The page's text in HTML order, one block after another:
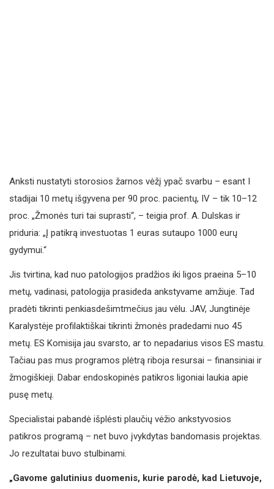
Anksti nustatyti storosios žarnos vėžį ypač svarbu – esant I
stadijai 10 metų išgyvena per 90 proc. pacientų, IV – tik 10–12
proc. „Žmonės turi tai suprasti“, – teigia prof. A. Dulskas ir
priduria: „Į patikrą investuotas 1 euras sutaupo 1000 eurų
gydymui.“
Jis tvirtina, kad nuo patologijos pradžios iki ligos praeina 5–10
metų, vadinasi, patologija prasideda ankstyvame amžiuje. Tad
pradėti tikrinti penkiasdešimtmečius jau vėlu. JAV, Jungtinėje
Karalystėje profilaktiškai tikrinti žmonės pradedami nuo 45
metų. ES Komisija jau svarsto, ar to nepadarius visos ES mastu.
Tačiau pas mus programos plėtrą riboja resursai – finansiniai ir
žmogiškieji. Dabar endoskopinės patikros ligoniai laukia apie
pusę metų.
Specialistai pabandė išplėsti plaučių vėžio ankstyvosios
patikros programą – net buvo įvykdytas bandomasis projektas.
Jo rezultatai buvo stulbinami.
„Gavome galutinius duomenis, kurie parodė, kad Lietuvoje,